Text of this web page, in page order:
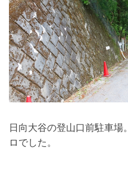
日向大谷の登山口前駐車
ロでした。